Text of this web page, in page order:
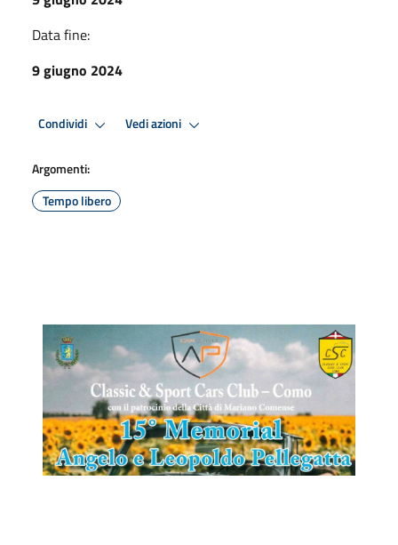
Data fine:
9 giugno 2024
Condividi Vedi azioni
Argomenti:
Tempo libero